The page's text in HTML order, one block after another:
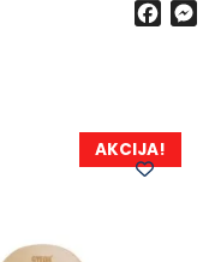
o
o
AKCIJA!